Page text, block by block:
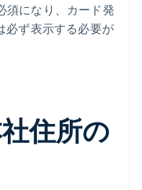
須になり、カード発
必ず表示する必要が
住所の